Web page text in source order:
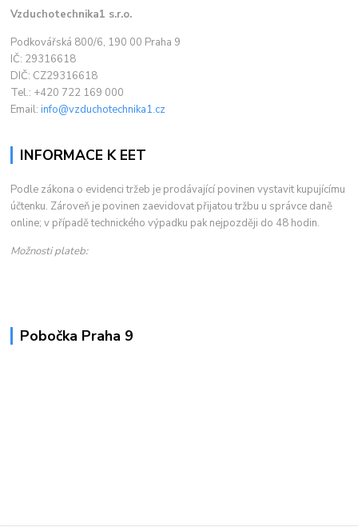
Vzduchotechnika1 s.r.o.
Podkovářská 800/6, 190 00 Praha 9
IČ: 29316618
DIČ: CZ29316618
Tel.: +420 722 169 000
Email:info@vzduchotechnika1.cz
INFORMACE K EET
Podle zákona o evidenci tržeb je prodávající povinen vystavit kupujícímu
účtenku. Zároveň je povinen zaevidovat přijatou tržbu u správce daně
online; v případě technického výpadku pak nejpozději do 48 hodin.
Možnosti plateb:
Pobočka Praha 9